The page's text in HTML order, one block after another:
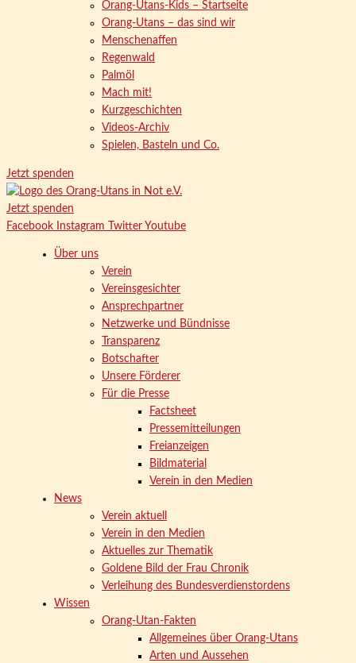
Orang-Utans-Kids – Startseite
Orang-Utans – das sind wir
Menschenaffen
Regenwald
Palmöl
Mach mit!
Kurzgeschichten
Videos-Archiv
Spielen, Basteln und Co.
Jetzt spenden
Jetzt spenden
Facebook
Instagram Twitter Youtube
Über uns
Verein
Vereinsgesichter
Ansprechpartner
Netzwerke und Bündnisse
Transparenz
Botschafter
Unsere Förderer
Für die Presse
Factsheet
Pressemitteilungen
Freianzeigen
Bildmaterial
Verein in den Medien
News
Verein aktuell
Verein in den Medien
Aktuelles zur Thematik
Goldene Bild der Frau Chronik
Verleihung des Bundesverdienstordens
Wissen
Orang-Utan-Fakten
Allgemeines über Orang-Utans
Arten und Aussehen